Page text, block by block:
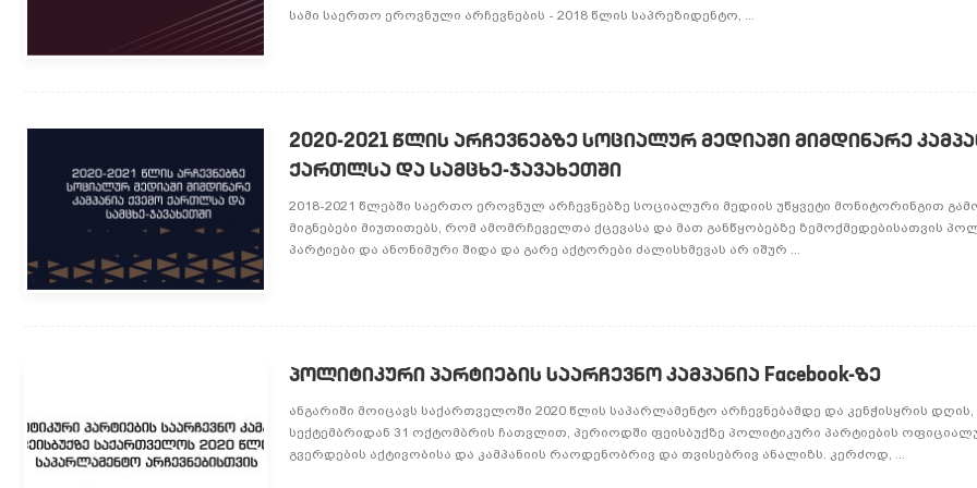
სამი საერთო ეროვნული არჩევნების - 2018 წლის საპრეზიდენტო, ...
2020-2021 წლის არჩევნებზე სოციალურ მედიაში მიმდინარე
ქართლსა და სამცხე-ჯავახეთში
2018-2021 წლებში საერთო ეროვნულ არჩევნებზე სოციალური მედიის უწყვეტი მონიტორინგით
მიგნებები მიუთითებს, რომ ამომრჩეველთა ქცევასა და მათ განწყობებზე ზემოქმედებისათვის
პარტიები და ანონიმური შიდა და გარე აქტორები ძალისხმევას არ იშურ ...
პოლიტიკური პარტიების საარჩევნო კამპანია Facebook-ზე
ანგარიში მოიცავს საქართველოში 2020 წლის საპარლამენტო არჩევნებამდე და კენჭისყრის დღის,
სექტემბრიდან 31 ოქტომბრის ჩათვლით, პერიოდში ფეისბუქზე პოლიტიკური პარტიების
გვერდების აქტივობისა და კამპანიის რაოდენობრივ და თვისებრივ ანალიზს. კერძოდ, ...